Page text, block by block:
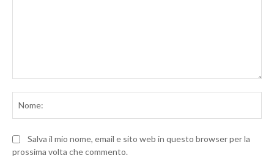
Salva il mio nome, email e sito web in questo browser per la
prossima volta che commento.